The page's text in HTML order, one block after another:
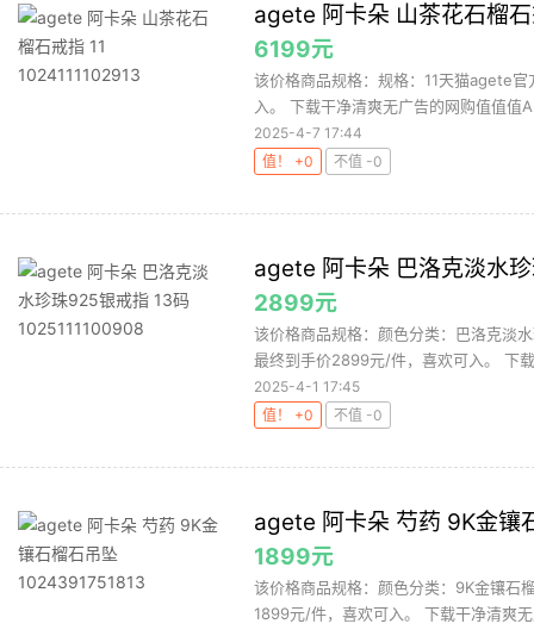
agete 阿卡朵 山茶花石榴
6199元
该价格商品规格：规格：11天猫agete
入。 下载干净清爽无广告的网购值值值
2025-4-7 17:44
值！ +0
不值 -0
agete 阿卡朵 巴洛克淡水
2899元
该价格商品规格：颜色分类：巴洛克淡
最终到手价2899元/件，喜欢可入。 下
2025-4-1 17:45
值！ +0
不值 -0
agete 阿卡朵 芍药 9K金镶
1899元
该价格商品规格：颜色分类：9K金镶石
1899元/件，喜欢可入。 下载干净清爽